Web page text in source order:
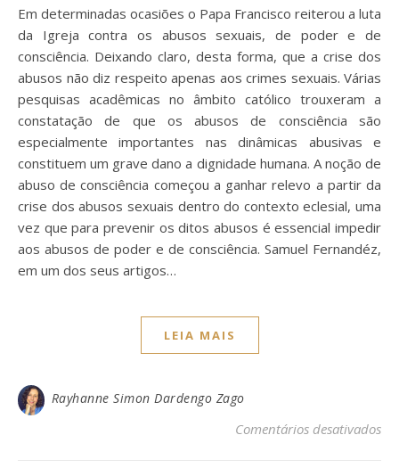
Em determinadas ocasiões o Papa Francisco reiterou a luta
da Igreja contra os abusos sexuais, de poder e de
consciência. Deixando claro, desta forma, que a crise dos
abusos não diz respeito apenas aos crimes sexuais. Várias
pesquisas acadêmicas no âmbito católico trouxeram a
constatação de que os abusos de consciência são
especialmente importantes nas dinâmicas abusivas e
constituem um grave dano a dignidade humana. A noção de
abuso de consciência começou a ganhar relevo a partir da
crise dos abusos sexuais dentro do contexto eclesial, uma
vez que para prevenir os ditos abusos é essencial impedir
aos abusos de poder e de consciência. Samuel Fernandéz,
em um dos seus artigos…
LEIA MAIS
Rayhanne Simon Dardengo Zago
Comentários desativados